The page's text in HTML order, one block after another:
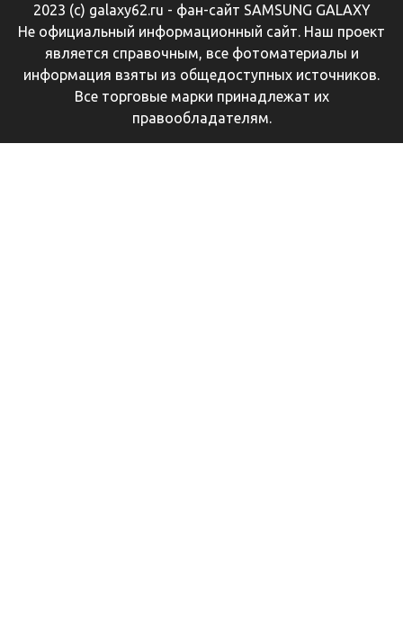
2023 (с) galaxy62.ru - фан-сайт SAMSUNG GALAXY
Не официальный информационный сайт. Наш проект
является справочным, все фотоматериалы и
информация взяты из общедоступных источников.
Все торговые марки принадлежат их
правообладателям.